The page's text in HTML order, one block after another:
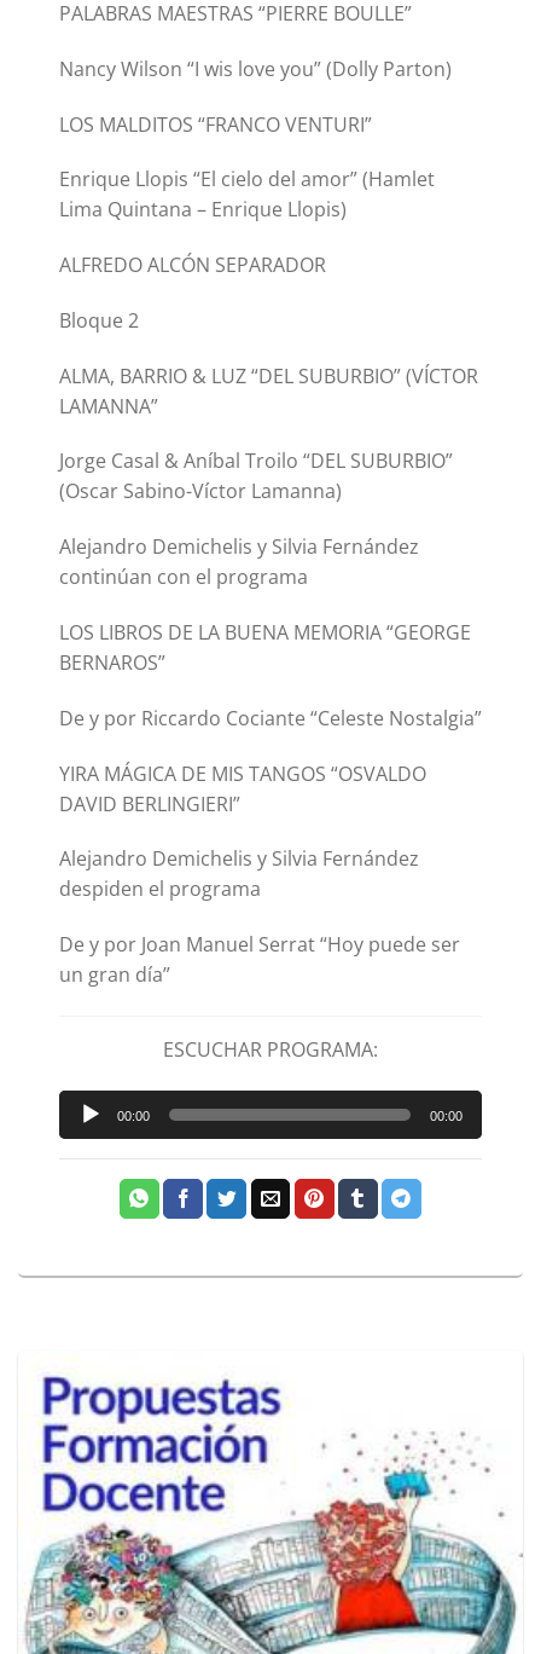
PALABRAS MAESTRAS “PIERRE BOULLE”
Nancy Wilson “I wis love you” (Dolly Parton)
LOS MALDITOS “FRANCO VENTURI”
Enrique Llopis “El cielo del amor” (Hamlet
Lima Quintana – Enrique Llopis)
ALFREDO ALCÓN SEPARADOR
Bloque 2
ALMA, BARRIO & LUZ “DEL SUBURBIO” (VÍCTOR
LAMANNA”
Jorge Casal & Aníbal Troilo “DEL SUBURBIO”
(Oscar Sabino-Víctor Lamanna)
Alejandro Demichelis y Silvia Fernández
continúan con el programa
LOS LIBROS DE LA BUENA MEMORIA “GEORGE
BERNAROS”
De y por Riccardo Cociante “Celeste Nostalgia”
YIRA MÁGICA DE MIS TANGOS “OSVALDO
DAVID BERLINGIERI”
Alejandro Demichelis y Silvia Fernández
despiden el programa
De y por Joan Manuel Serrat “Hoy puede ser
un gran día”
ESCUCHAR PROGRAMA:
Reproductor
de
audio
00:00 00:00